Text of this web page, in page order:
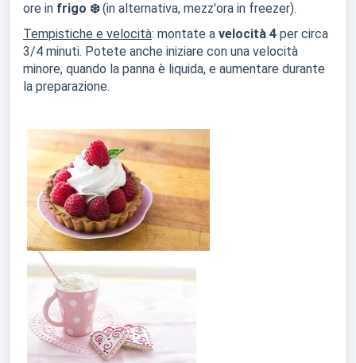
ore in frigo ❄️(in alternativa, mezz'ora in freezer).
Tempistiche e velocità: montate a velocità 4 per circa
3/4 minuti. Potete anche iniziare con una velocità
minore, quando la panna è liquida, e aumentare durante
la preparazione.